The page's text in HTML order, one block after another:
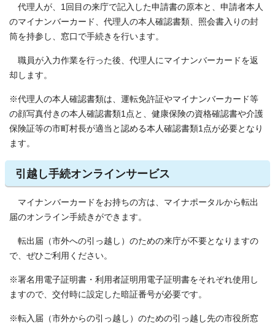
代理人が、1回目の来庁で記入した申請書の原本と、申請者本人
のマイナンバーカード、代理人の本人確認書類、照会書入りの封
筒を持参し、窓口で手続きを行います。
職員が入力作業を行った後、代理人にマイナンバーカードを返
却します。
※代理人の本人確認書類は、運転免許証やマイナンバーカード等
の顔写真付きの本人確認書類1点と、健康保険の資格確認書や介護
保険証等の市町村長が適当と認める本人確認書類1点が必要となり
ます。
引越し手続オンラインサービス
マイナンバーカードをお持ちの方は、マイナポータルから転出
届のオンライン手続きができます。
転出届（市外への引っ越し）のための来庁が不要となりますの
で、ぜひご利用ください。
※署名用電子証明書・利用者証明用電子証明書をそれぞれ使用し
ますので、交付時に設定した暗証番号が必要です。
※転入届（市外からの引っ越し）のための引っ越し先の市役所窓